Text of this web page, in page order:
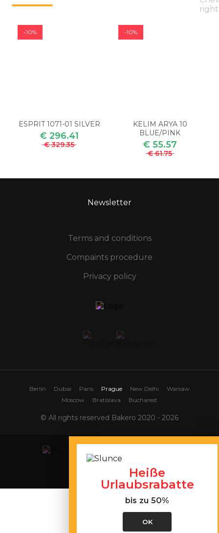
-10%
ESPRIT 1071-01 SILVER
€ 296.41
€ 329.35
-10%
KELIM ARYA 10
BLUE/PINK
€ 55.57
€ 61.75
Newsletter
Terms and conditions
Compaints procedure
Privacy policy
© All rights reserved Bakero 2020 - 2026
Berlin Dubai Paris Prague New Delhi
Warsaw
Moscow
Bratislava Bucharest
Heiße
Urlaubsrabatte
bis zu 50%
OK